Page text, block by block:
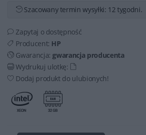
Szacowany termin wysyłki: 12 tygodni.
Zapytaj o dostępność
Producent: HP
Gwarancja: gwarancja producenta
Wydrukuj ulotkę:
Dodaj produkt do ulubionych!